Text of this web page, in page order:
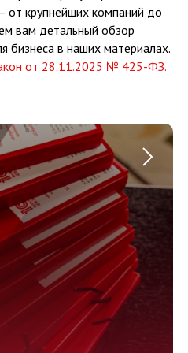
от крупнейших компаний до
вам детальный обзор
бизнеса в наших материалах.
от 28.11.2025 № 425-ФЗ.